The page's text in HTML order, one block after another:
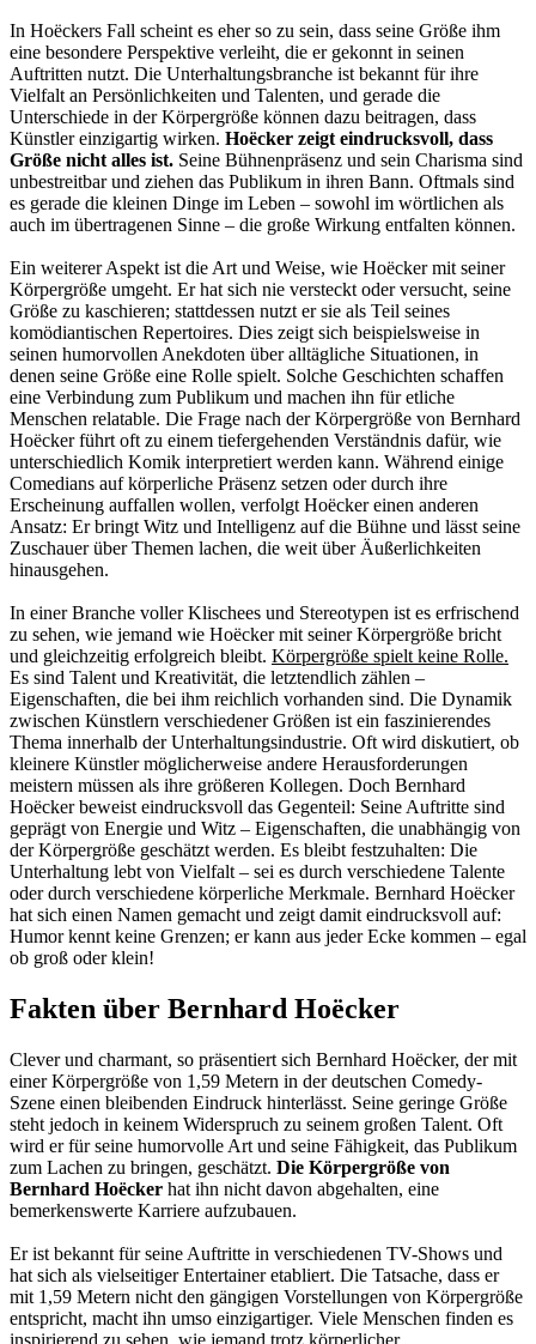
In Hoëckers Fall scheint es eher so zu sein, dass seine Größe ihm
eine besondere Perspektive verleiht, die er gekonnt in seinen
Auftritten nutzt. Die Unterhaltungsbranche ist bekannt für ihre
Vielfalt an Persönlichkeiten und Talenten, und gerade die
Unterschiede in der Körpergröße können dazu beitragen, dass
Künstler einzigartig wirken. Hoëcker zeigt eindrucksvoll, dass
Größe nicht alles ist. Seine Bühnenpräsenz und sein Charisma sind
unbestreitbar und ziehen das Publikum in ihren Bann. Oftmals sind
es gerade die kleinen Dinge im Leben – sowohl im wörtlichen als
auch im übertragenen Sinne – die große Wirkung entfalten können.
Ein weiterer Aspekt ist die Art und Weise, wie Hoëcker mit seiner
Körpergröße umgeht. Er hat sich nie versteckt oder versucht, seine
Größe zu kaschieren; stattdessen nutzt er sie als Teil seines
komödiantischen Repertoires. Dies zeigt sich beispielsweise in
seinen humorvollen Anekdoten über alltägliche Situationen, in
denen seine Größe eine Rolle spielt. Solche Geschichten schaffen
eine Verbindung zum Publikum und machen ihn für etliche
Menschen relatable. Die Frage nach der Körpergröße von Bernhard
Hoëcker führt oft zu einem tiefergehenden Verständnis dafür, wie
unterschiedlich Komik interpretiert werden kann. Während einige
Comedians auf körperliche Präsenz setzen oder durch ihre
Erscheinung auffallen wollen, verfolgt Hoëcker einen anderen
Ansatz: Er bringt Witz und Intelligenz auf die Bühne und lässt seine
Zuschauer über Themen lachen, die weit über Äußerlichkeiten
hinausgehen.
In einer Branche voller Klischees und Stereotypen ist es erfrischend
zu sehen, wie jemand wie Hoëcker mit seiner Körpergröße bricht
und gleichzeitig erfolgreich bleibt. Körpergröße spielt keine Rolle.
Es sind Talent und Kreativität, die letztendlich zählen –
Eigenschaften, die bei ihm reichlich vorhanden sind. Die Dynamik
zwischen Künstlern verschiedener Größen ist ein faszinierendes
Thema innerhalb der Unterhaltungsindustrie. Oft wird diskutiert, ob
kleinere Künstler möglicherweise andere Herausforderungen
meistern müssen als ihre größeren Kollegen. Doch Bernhard
Hoëcker beweist eindrucksvoll das Gegenteil: Seine Auftritte sind
geprägt von Energie und Witz – Eigenschaften, die unabhängig von
der Körpergröße geschätzt werden. Es bleibt festzuhalten: Die
Unterhaltung lebt von Vielfalt – sei es durch verschiedene Talente
oder durch verschiedene körperliche Merkmale. Bernhard Hoëcker
hat sich einen Namen gemacht und zeigt damit eindrucksvoll auf:
Humor kennt keine Grenzen; er kann aus jeder Ecke kommen – egal
ob groß oder klein!
Fakten über Bernhard Hoëcker
Clever und charmant, so präsentiert sich Bernhard Hoëcker, der mit
einer Körpergröße von 1,59 Metern in der deutschen Comedy-
Szene einen bleibenden Eindruck hinterlässt. Seine geringe Größe
steht jedoch in keinem Widerspruch zu seinem großen Talent. Oft
wird er für seine humorvolle Art und seine Fähigkeit, das Publikum
zum Lachen zu bringen, geschätzt. Die Körpergröße von
Bernhard Hoëcker hat ihn nicht davon abgehalten, eine
bemerkenswerte Karriere aufzubauen.
Er ist bekannt für seine Auftritte in verschiedenen TV-Shows und
hat sich als vielseitiger Entertainer etabliert. Die Tatsache, dass er
mit 1,59 Metern nicht den gängigen Vorstellungen von Körpergröße
entspricht, macht ihn umso einzigartiger. Viele Menschen finden es